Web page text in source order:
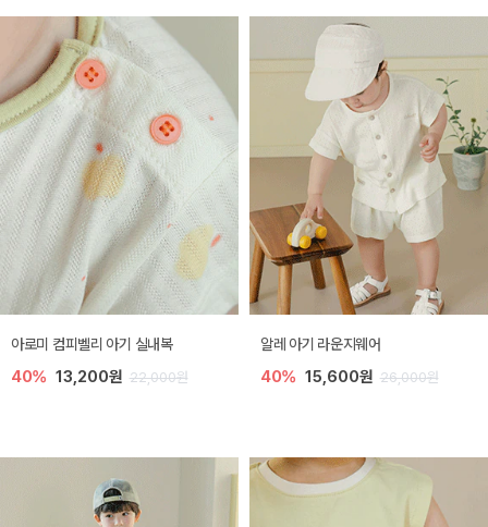
아로미 컴피벨리 아기 실내복
40% 13,200원 22,000원
알레 아기 라운지웨어
40% 15,600원 26,000원